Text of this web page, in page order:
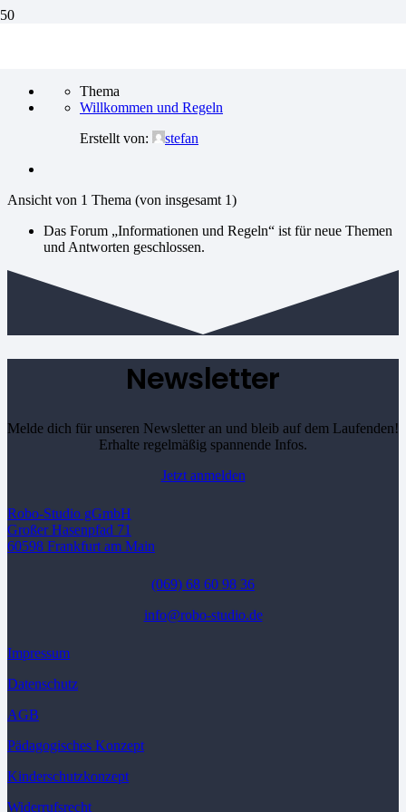
Thema
Willkommen und Regeln
Erstellt von:
stefan
Ansicht von 1 Thema (von insgesamt 1)
Das Forum „Informationen und Regeln“ ist für neue Themen
und Antworten geschlossen.
Newsletter
Melde dich für unseren Newsletter an und bleib auf dem Laufenden!
Erhalte regelmäßig spannende Infos.
Jetzt anmelden
Robo-Studio gGmbH
Großer Hasenpfad 71
60598 Frankfurt am Main
(069) 68 60 98 36
info@robo-studio.de
Impressum
Datenschutz
AGB
Pädagogisches Konzept
Kinderschutzkonzept
Widerrufsrecht